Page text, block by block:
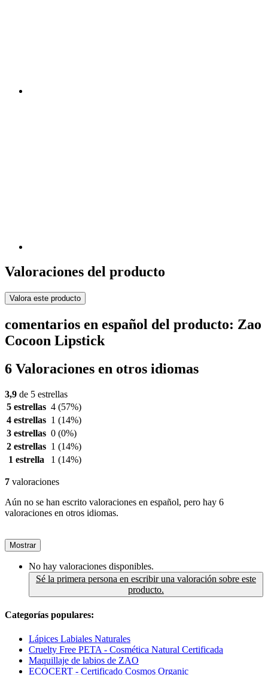
Valoraciones del producto
Valora este producto
comentarios en español del producto: Zao
Cocoon Lipstick
6 Valoraciones en otros idiomas
3,9 de 5 estrellas
5 estrellas 4 (57%)
4 estrellas 1 (14%)
3 estrellas 0 (0%)
2 estrellas 1 (14%)
1 estrella
1 (14%)
7 valoraciones
Aún no se han escrito valoraciones en español, pero hay 6
valoraciones en otros idiomas.
Mostrar
No hay valoraciones disponibles.
Sé la primera persona en escribir una valoración sobre este
producto.
Categorías populares:
Lápices Labiales Naturales
Cruelty Free PETA - Cosmética Natural Certificada
Maquillaje de labios de ZAO
ECOCERT - Certificado Cosmos Organic